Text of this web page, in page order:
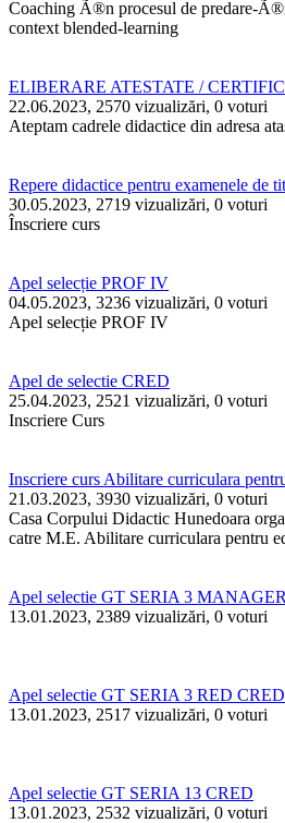
Coaching Ã®n procesul de predare-
context blended-learning
ELIBERARE ATESTATE /
22.06.2023, 2570 vizualizări, 0 voturi
Ateptam cadrele didactice din adresa
Repere didactice pentru examenele de
30.05.2023, 2719 vizualizări, 0 voturi
Înscriere curs
Apel selecție PROF IV
04.05.2023, 3236 vizualizări, 0 voturi
Apel selecție PROF IV
Apel de selectie CRED
25.04.2023, 2521 vizualizări, 0 voturi
Inscriere Curs
Inscriere curs Abilitare curriculara
21.03.2023, 3930 vizualizări, 0 voturi
Casa Corpului Didactic Hunedoara
catre M.E. Abilitare curriculara pentru
Apel selectie GT SERIA 3
13.01.2023, 2389 vizualizări, 0 voturi
Apel selectie GT SERIA 3 RED CRED
13.01.2023, 2517 vizualizări, 0 voturi
Apel selectie GT SERIA 13 CRED
13.01.2023, 2532 vizualizări, 0 voturi